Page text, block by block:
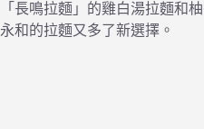
「長鳴拉麵」的雞白湯拉麵和
永和的拉麵又多了新選擇。